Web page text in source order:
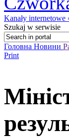
Kanały internetowe
Szukaj w serwisie
Головна Новини
Print